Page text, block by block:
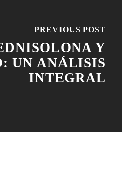
PREVIOUS POST
Y
UN ANÁLISIS
INTEGRAL